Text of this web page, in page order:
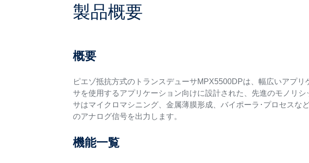
製品概要
概要
ピエゾ抵抗方式のトランスデューサMPX5500DPは、幅広いアプ
サを使用するアプリケーション向けに設計された、先進のモノリ
サはマイクロマシニング、金属薄膜形成、バイポーラ･プロセス
のアナログ信号を出力します。
機能一覧